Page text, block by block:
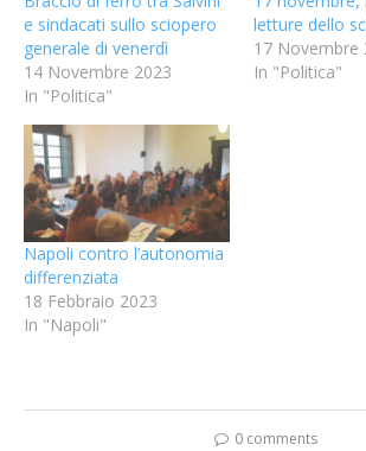
e sindacati sullo sciopero
generale di venerdì
14 Novembre 2023
In "Politica"
letture dello
17 Novembre
In "Politica"
Napoli contro l’autonomia
differenziata
18 Febbraio 2023
In "Napoli"
0 comments